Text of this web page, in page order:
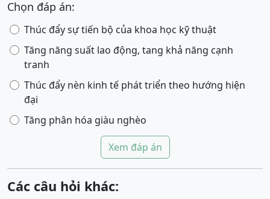
Chọn đáp án:
Thúc đẩy sự tiến bộ của khoa học kỹ thuật
Tăng năng suất lao động, tang khả năng cạnh
tranh
Thúc đẩy nèn kinh tế phát triển theo hướng hiện
đại
Tăng phân hóa giàu nghèo
Xem đáp án
Các câu hỏi khác: